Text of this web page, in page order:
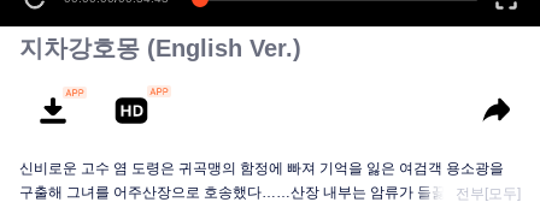
지차강호몽 (English Ver.)
신비로운 고수 염 도령은 귀곡맹의 함정에 빠져 기억을 잃은 여검객 용소광을
구출해 그녀를 어주산장으로 호송했다……산장 내부는 암류가 들끓고, 강호에
전부[모두]